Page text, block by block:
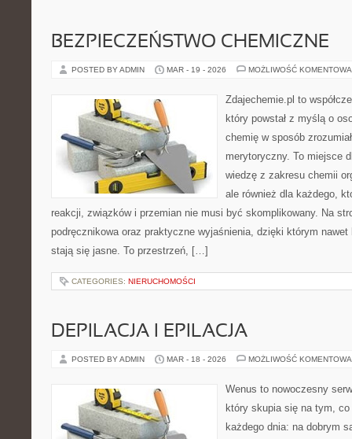
BEZPIECZEŃSTWO CHEMICZNE
POSTED BY ADMIN MAR - 19 - 2026 MOŻLIWOŚĆ
Zdajechemie.pl to
który powstał z myślą o
chemię w sposób
merytoryczny. To miejsce
wiedzę z zakresu chemii
ale również dla każdego,
reakcji, związków i przemian nie musi być skomplikowany. Na
podręcznikowa oraz praktyczne wyjaśnienia, dzięki którym nawet
stają się jasne. To przestrzeń, […]
CATEGORIES: NIERUCHOMOŚCI
DEPILACJA I EPILACJA
POSTED BY ADMIN MAR - 18 - 2026 MOŻLIWOŚĆ
Wenus to nowoczesny
który skupia się na tym,
każdego dnia: na dobrym